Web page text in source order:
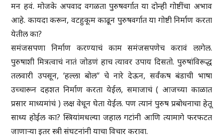
मन हवं. मोजके अपवाद वगळता पुरुषवर्गात या दोन्ही गोष्टींचा अभाव
आहे. कायदा करून, वटहुकूम काढून पुरुषवर्गात या गोष्टी निर्माण करता
येतील का?
समंजसपणा निर्माण करण्याचं काम समंजसपणेच करावं लागेल.
पुरुषाशी मित्रत्वाचं नातं जोडणं हाच त्यावर उपाय दिसतो. पुरुषांविरूद्ध
तलवारी उपसून, ‘हल्ला बोल“ चे नारे देऊन, सर्वंकष बंडाची भाषा
उच्चारून दहशत निर्माण करता येईल, समाजाचं ( आजच्या काळात
प्रसार माध्यमांचं ) लक्ष वेधून घेता येईल. पण त्यानं पुरुष प्रबोधनाचा हेतू
साध्य होईल का? स्त्रियांमधल्या जहाल गटांनी आणि त्यामागे फरफटत
जाणाऱ्या इतर स्त्री संघटनांनी याचा विचार करावा.